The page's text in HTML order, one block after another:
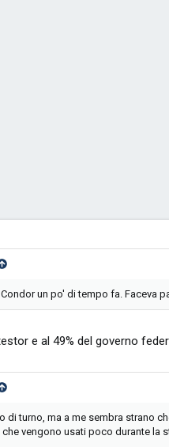
un po' di tempo fa. Faceva
e al 49% del governo
di turno, ma a me sembra strano
vengono usati poco durante la